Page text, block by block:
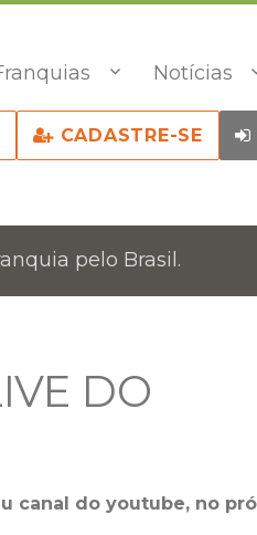
Notícias
CADASTRE-SE
pelo Brasil.
DO
canal do youtube, no